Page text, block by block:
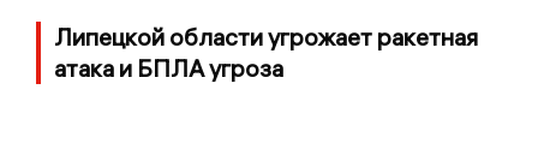
Липецкой области угрожает ракетная
атака и БПЛА угроза